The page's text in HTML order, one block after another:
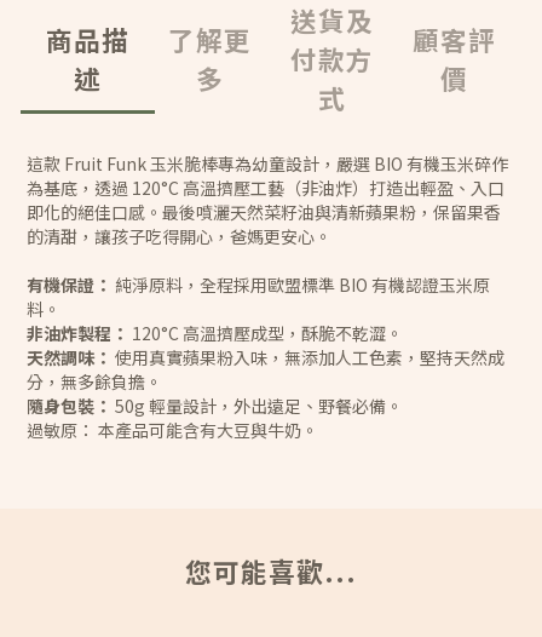
商品描
述
了解更
多
送貨及
付款方
式
顧客評
價
這款 Fruit Funk 玉米脆棒專為幼童設計，嚴選 BIO 有機玉米碎作
為基底，透過 120°C 高溫擠壓工藝（非油炸）打造出輕盈、入口
即化的絕佳口感。最後噴灑天然菜籽油與清新蘋果粉，保留果香
的清甜，讓孩子吃得開心，爸媽更安心。
有機保證： 純淨原料，全程採用歐盟標準 BIO 有機認證玉米原
料。
非油炸製程： 120°C 高溫擠壓成型，酥脆不乾澀。
天然調味： 使用真實蘋果粉入味，無添加人工色素，堅持天然成
分，無多餘負擔。
隨身包裝： 50g 輕量設計，外出遠足、野餐必備。
過敏原： 本產品可能含有大豆與牛奶。
您可能喜歡...